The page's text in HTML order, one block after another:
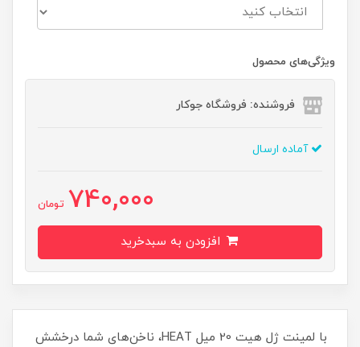
ویژگی‌های محصول
فروشنده: فروشگاه جوکار
آماده ارسال
740,000 تومان
با لمینت ژل هیت 20 میل HEAT، ناخن‌های شما درخشش